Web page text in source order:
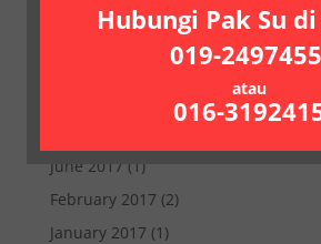
June 2020(1)
(1)
June 2017 (1)
February 2017 (2)
January 2017 (1)
Hubungi Pak Su
019-2497455
atau
016-